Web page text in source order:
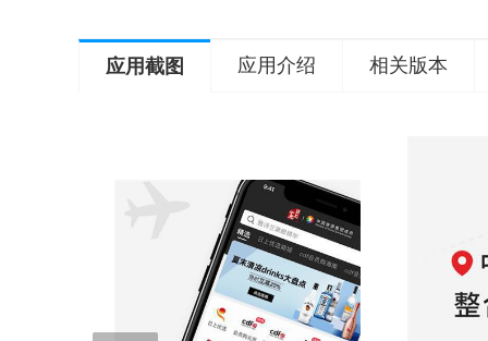
应用截图 应用介绍 相关版本